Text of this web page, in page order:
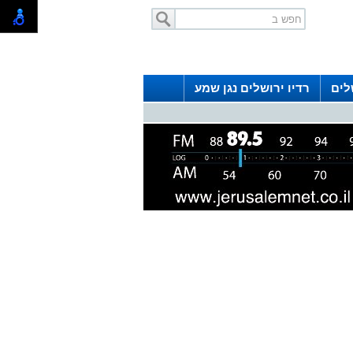
רדיו ירושלים נגן שמע